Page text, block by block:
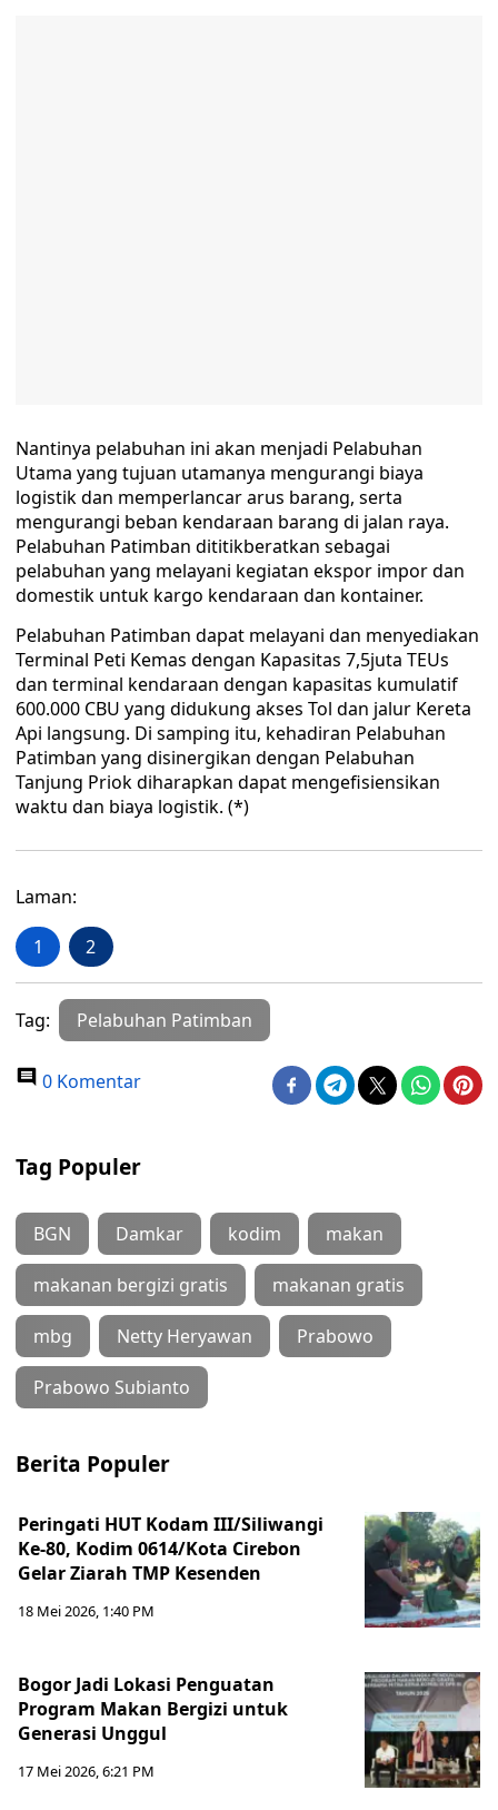
Nantinya pelabuhan ini akan menjadi Pelabuhan
Utama yang tujuan utamanya mengurangi biaya
logistik dan memperlancar arus barang, serta
mengurangi beban kendaraan barang di jalan raya.
Pelabuhan Patimban dititikberatkan sebagai
pelabuhan yang melayani kegiatan ekspor impor dan
domestik untuk kargo kendaraan dan kontainer.
Pelabuhan Patimban dapat melayani dan menyediakan
Terminal Peti Kemas dengan Kapasitas 7,5juta TEUs
dan terminal kendaraan dengan kapasitas kumulatif
600.000 CBU yang didukung akses Tol dan jalur Kereta
Api langsung. Di samping itu, kehadiran Pelabuhan
Patimban yang disinergikan dengan Pelabuhan
Tanjung Priok diharapkan dapat mengefisiensikan
waktu dan biaya logistik. (*)
Laman:
1 2
Tag: Pelabuhan Patimban
0 Komentar
Tag Populer
BGN Damkar kodim makan
makanan bergizi gratis makanan gratis
mbg Netty Heryawan Prabowo
Prabowo Subianto
Berita Populer
Peringati HUT Kodam III/Siliwangi
Ke-80, Kodim 0614/Kota Cirebon
Gelar Ziarah TMP Kesenden
18 Mei 2026, 1:40 PM
Bogor Jadi Lokasi Penguatan
Program Makan Bergizi untuk
Generasi Unggul
17 Mei 2026, 6:21 PM